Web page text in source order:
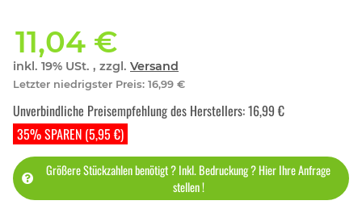
11,04 €
inkl. 19% USt. , zzgl. Versand
Letzter niedrigster Preis: 16,99 €
35% SPAREN (5,95 €)
Unverbindliche Preisempfehlung des Herstellers:16,99 €
Größere Stückzahlen benötigt ? Inkl. Bedruckung ? Hier Ihre Anfrage
stellen !